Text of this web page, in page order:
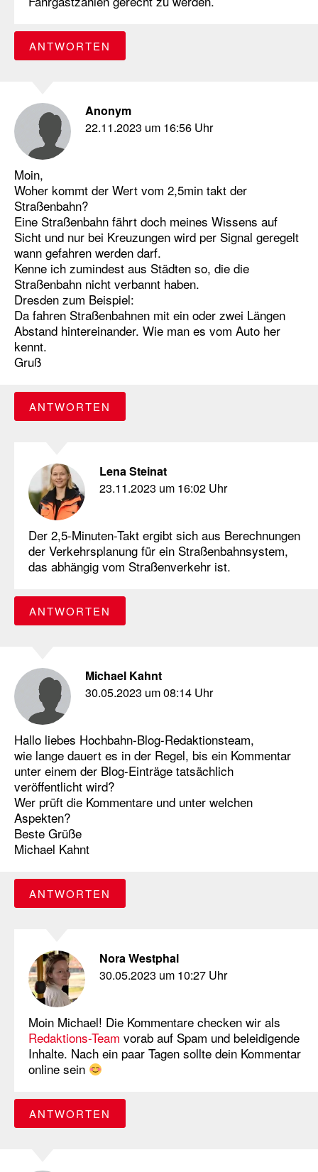
ANTWORTEN
Anonym
22.11.2023 um 16:56 Uhr
Moin,
Woher kommt der Wert vom 2,5min takt der
Straßenbahn?
Eine Straßenbahn fährt doch meines Wissens auf
Sicht und nur bei Kreuzungen wird per Signal geregelt
wann gefahren werden darf.
Kenne ich zumindest aus Städten so, die die
Straßenbahn nicht verbannt haben.
Dresden zum Beispiel:
Da fahren Straßenbahnen mit ein oder zwei Längen
Abstand hintereinander. Wie man es vom Auto her
kennt.
Gruß
ANTWORTEN
Lena Steinat
23.11.2023 um 16:02 Uhr
Der 2,5-Minuten-Takt ergibt sich aus Berechnungen
der Verkehrsplanung für ein Straßenbahnsystem,
das abhängig vom Straßenverkehr ist.
ANTWORTEN
Michael Kahnt
30.05.2023 um 08:14 Uhr
Hallo liebes Hochbahn-Blog-Redaktionsteam,
wie lange dauert es in der Regel, bis ein Kommentar
unter einem der Blog-Einträge tatsächlich
veröffentlicht wird?
Wer prüft die Kommentare und unter welchen
Aspekten?
Beste Grüße
Michael Kahnt
ANTWORTEN
Nora Westphal
30.05.2023 um 10:27 Uhr
Moin Michael! Die Kommentare checken wir als
Redaktions-Team vorab auf Spam und beleidigende
Inhalte. Nach ein paar Tagen sollte dein Kommentar
online sein
ANTWORTEN